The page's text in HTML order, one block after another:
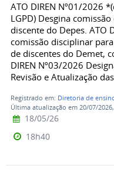
ATO DIREN Nº01/2026
LGPD) Desgina
discente do Depes. ATO
comissão disciplinar
de discentes do Demet,
DIREN Nº03/2026
Revisão e Atualização
Registrado em: Diretoria de
Última atualização em 20/07/
18/05/26
18h40